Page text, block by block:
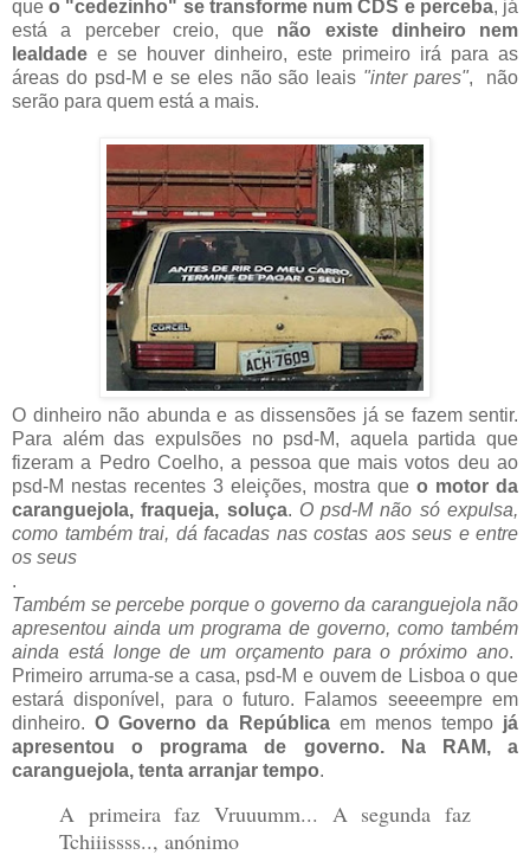
queo "cedezinho" se transforme num CDS e perceba, já
está a perceber creio, que não existe dinheiro nem
lealdade e se houver dinheiro, este primeiro irá para as
áreas do psd-M e se eles não são leais "inter pares", não
serão para quem está a mais.
O dinheiro não abunda e as dissensões já se fazem sentir.
Para além das expulsões no psd-M, aquela partida que
fizeram a Pedro Coelho, a pessoa que mais votos deu ao
psd-M nestas recentes 3 eleições, mostra que o motor da
caranguejola, fraqueja, soluça. O psd-M não só expulsa,
como também trai, dá facadas nas costas aos seus e entre
os seus
.
Também se percebe porque o governo da caranguejola não
apresentou ainda um programa de governo, como também
ainda está longe de um orçamento para o próximo ano.
Primeiro arruma-se a casa, psd-M e ouvem de Lisboa o que
estará disponível, para o futuro. Falamos seeeempre em
dinheiro.O Governo da República em menos tempojá
apresentou o programa de governo. Na RAM, a
caranguejola, tenta arranjar tempo.
A primeira faz Vruuumm... A segunda faz
Tchiiissss.., anónimo